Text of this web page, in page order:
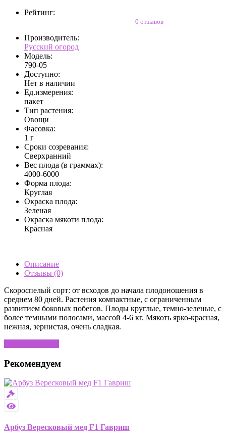
Рейтинг:
0 отзывов
Производитель:
Русский огород
Модель:
790-05
Доступно:
Нет в наличии
Ед.измерения:
пакет
Тип растения:
Овощи
Фасовка:
1 г
Сроки созревания:
Сверхранний
Вес плода (в граммах):
4000-6000
Форма плода:
Круглая
Окраска плода:
Зеленая
Окраска мякоти плода:
Красная
Описание
Отзывы (0)
Скороспелый сорт: от всходов до начала плодоношения в
среднем 80 дней. Растения компактные, с ограниченным
развитием боковых побегов. Плоды круглые, темно-зеленые, с
более темными полосами, массой 4-6 кг. Мякоть ярко-красная,
нежная, зернистая, очень сладкая.
Рекомендуем
Арбуз Вересковый мед F1 Гавриш